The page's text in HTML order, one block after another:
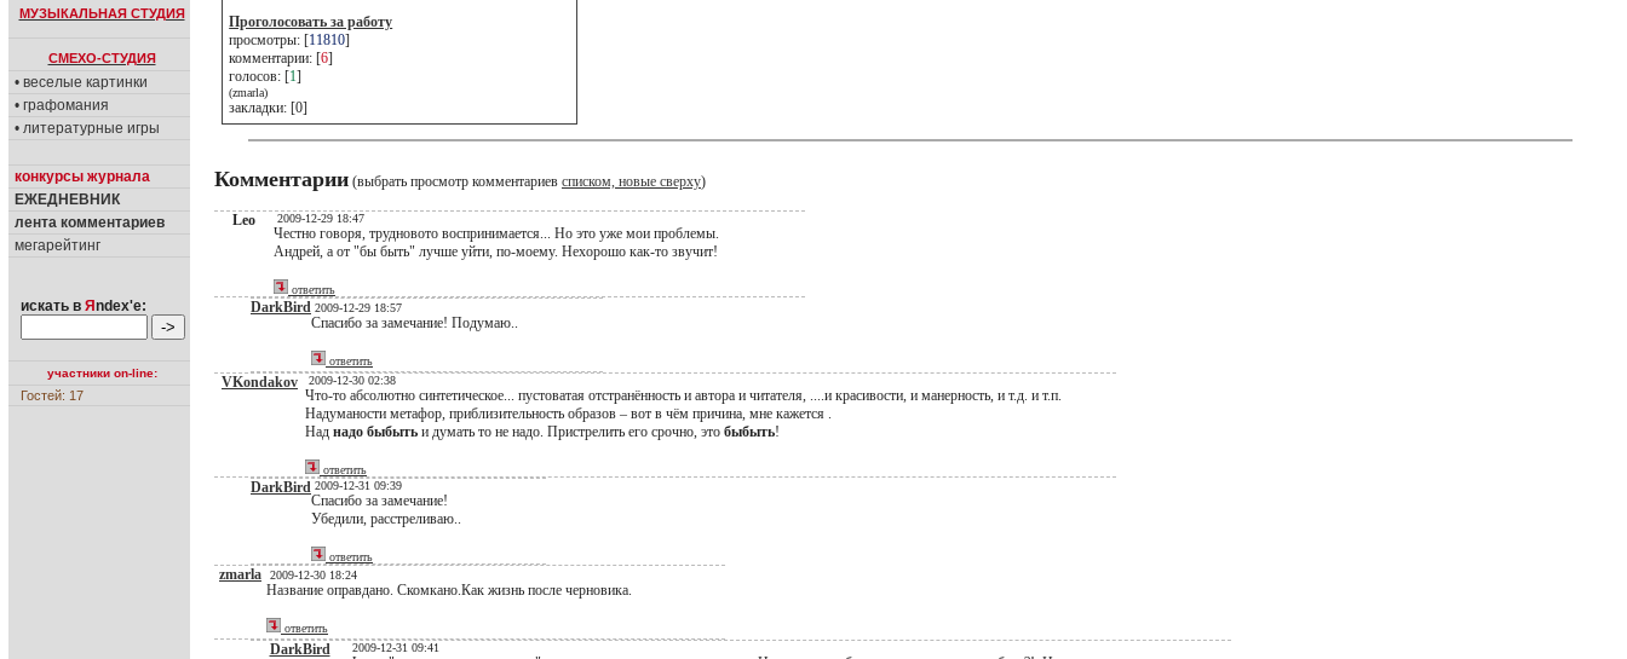
МУЗЫКАЛЬНАЯ СТУДИЯ
СМЕХО-СТУДИЯ
• веселые картинки
• графомания
• литературные игры
конкурсы журнала
ЕЖЕДНЕВНИК
лента комментариев
мегарейтинг
искать в Я ndex'е:
участники on-line:
Гостей: 17
Проголосовать за работу
просмотры: [11810]
комментарии: [6]
голосов: [1]
(zmarla)
закладки: [0]
Комментарии (выбрать просмотр комментариев списком, новые сверху)
Leo 2009-12-29 18:47
Честно говоря, трудновото воспринимается... Но это уже мои проблемы.
Андрей, а от "бы быть" лучше уйти, по-моему. Нехорошо как-то звучит!
ответить
DarkBird 2009-12-29 18:57
Спасибо за замечание! Подумаю..
ответить
VKondakov 2009-12-30 02:38
Что-то абсолютно синтетическое... пустоватая отстранённость и автора и читателя, ....и красивости, и манерность, и т.д. и т.п.
Надуманости метафор, приблизительность образов – вот в чём причина, мне кажется .
Над надо быбыть и думать то не надо. Пристрелить его срочно, это быбыть!
ответить
DarkBird 2009-12-31 09:39
Спасибо за замечание!
Убедили, расстреливаю..
ответить
zmarla 2009-12-30 18:24
Название оправдано. Скомкано.Как жизнь после черновика.
ответить
DarkBird 2009-12-31 09:41